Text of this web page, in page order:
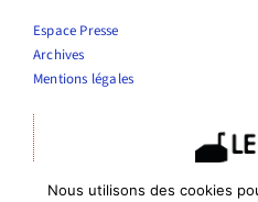
Espace Presse
Archives
Mentions légales
Nous utilisons des cookies